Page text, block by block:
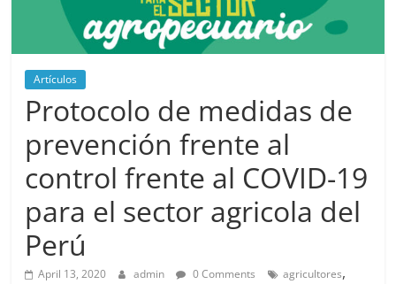
Artículos
Protocolo de medidas de
prevención frente al
control frente al COVID-19
para el sector agricola del
Perú
April 13, 2020 admin 0 Comments agricultores,